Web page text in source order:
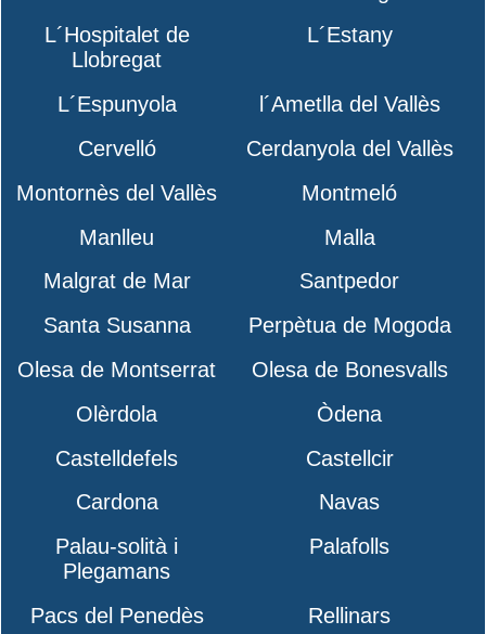
L´Hospitalet de
Llobregat
L´Estany
L´Espunyola
l´Ametlla del Vallès
Cervelló
Cerdanyola del Vallès
Montornès del Vallès
Montmeló
Manlleu
Malla
Malgrat de Mar
Santpedor
Santa Susanna
Perpètua de Mogoda
Olesa de Montserrat
Olesa de Bonesvalls
Olèrdola
Òdena
Castelldefels
Castellcir
Cardona
Navas
Palau-solità i
Plegamans
Palafolls
Pacs del Penedès Rellinars